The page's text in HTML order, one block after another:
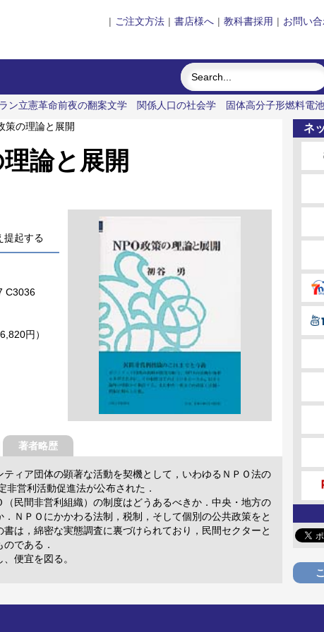
| ご注文方法 | 書店様へ | 教科書採用 | お問い
ン立憲革命前夜の翻案文学 関係人口の社会学
固体高分子形燃料電
策の理論と展開
論と展開
提起する
C3036
円）
著者略歴
ィア団体の顕著な活動を契機として，いわゆるＮＰＯ法の
営利活動促進法が公布された．
民間非営利組織）の制度はどうあるべきか．中央・地方の
ＮＰＯにかかわる法制，税制，そして個別の公共政策をと
は，綿密な実態調査に裏づけられており，民間セクターと
である．
便宜を図る。
ネ